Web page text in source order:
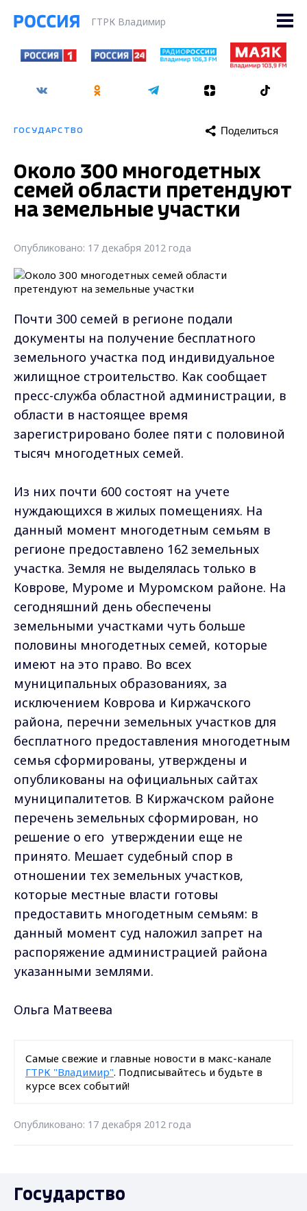
ГТРК Владимир
ГОСУДАРСТВО Поделиться
Около 300 многодетных
семей области претендуют
на земельные участки
Опубликовано: 17 декабря 2012 года
Почти 300 семей в регионе подали
документы на получение бесплатного
земельного участка под индивидуальное
жилищное строительство. Как сообщает
пресс-служба областной администрации, в
области в настоящее время
зарегистрировано более пяти с половиной
тысяч многодетных семей.
Из них почти 600 состоят на учете
нуждающихся в жилых помещениях. На
данный момент многодетным семьям в
регионе предоставлено 162 земельных
участка. Земля не выделялась только в
Коврове, Муроме и Муромском районе. На
сегодняшний день обеспечены
земельными участками чуть больше
половины многодетных семей, которые
имеют на это право. Во всех
муниципальных образованиях, за
исключением Коврова и Киржачского
района, перечни земельных участков для
бесплатного предоставления многодетным
семья сформированы, утверждены и
опубликованы на официальных сайтах
муниципалитетов. В Киржачском районе
перечень земельных сформирован, но
решение о его утверждении еще не
принято. Мешает судебный спор в
отношении тех земельных участков,
которые местные власти готовы
предоставить многодетным семьям: в
данный момент суд наложил запрет на
распоряжение администрацией района
указанными землями.
Ольга Матвеева
Самые свежие и главные новости в макс-канале
ГТРК "Владимир". Подписывайтесь и будьте в
курсе всех событий!
Опубликовано: 17 декабря 2012 года
Государство